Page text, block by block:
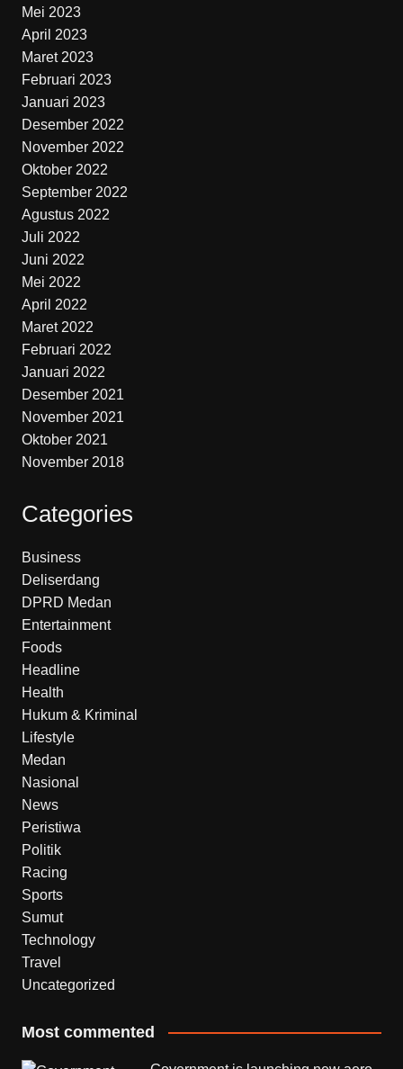
Mei 2023
April 2023
Maret 2023
Februari 2023
Januari 2023
Desember 2022
November 2022
Oktober 2022
September 2022
Agustus 2022
Juli 2022
Juni 2022
Mei 2022
April 2022
Maret 2022
Februari 2022
Januari 2022
Desember 2021
November 2021
Oktober 2021
November 2018
Categories
Business
Deliserdang
DPRD Medan
Entertainment
Foods
Headline
Health
Hukum & Kriminal
Lifestyle
Medan
Nasional
News
Peristiwa
Politik
Racing
Sports
Sumut
Technology
Travel
Uncategorized
Most commented